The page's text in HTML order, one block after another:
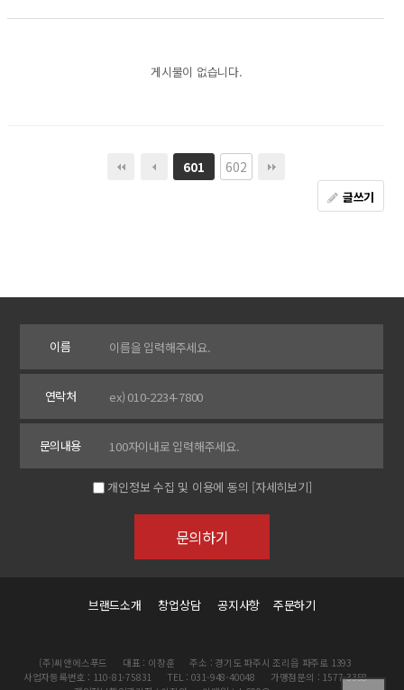
게시물이 없습니다.
601 602
글쓰기
이름
연락처
문의내용
개인정보 수집 및 이용에 동의 [자세히보기]
브랜드소개 창업상담 공지사항 주문하기
(주)씨앤에스푸드 대표 : 이창훈
주소 : 경기도 파주시 조리읍 파주로 1393
사업자등록번호 : 110-81-75831
TEL : 031-948-40048
가맹점문의 : 1577-3358